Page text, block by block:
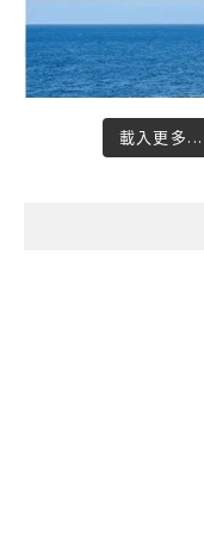
載入更多...